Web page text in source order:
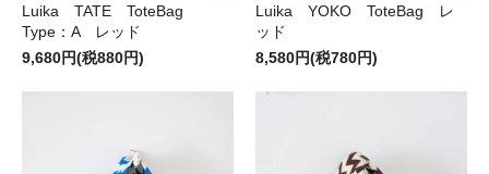
Luika TATE ToteBag
Type：A レッド
9,680円(税880円)
Luika YOKO ToteBag レ
ッド
8,580円(税780円)